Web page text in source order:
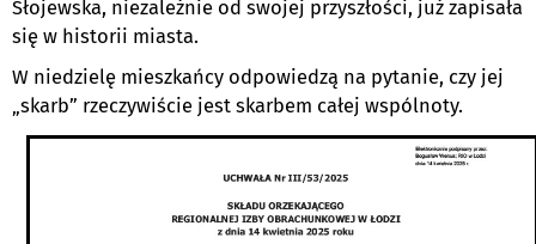
Słojewska, niezależnie od swojej przyszłości, już zapisała
się w historii miasta.
W niedzielę mieszkańcy odpowiedzą na pytanie, czy jej
„skarb” rzeczywiście jest skarbem całej wspólnoty.